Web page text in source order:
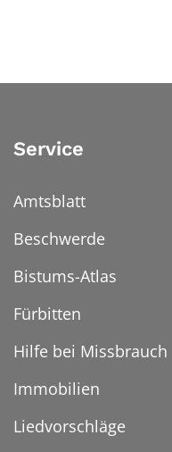
Service
Amtsblatt
Beschwerde
Bistums-Atlas
Fürbitten
Hilfe bei Missbrauch
Immobilien
Liedvorschläge